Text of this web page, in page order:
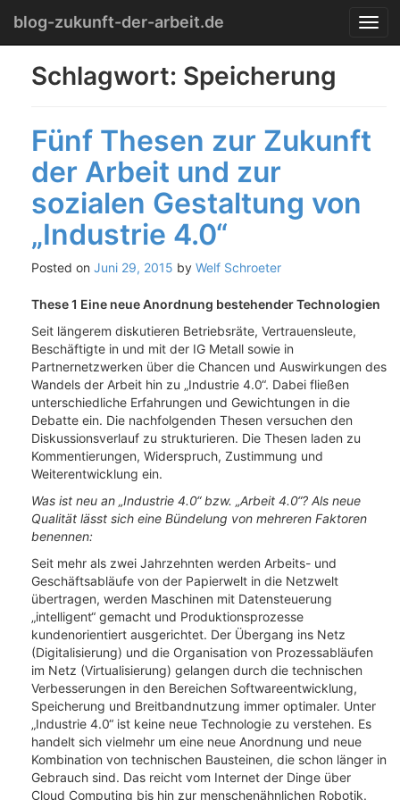
Menu
content
T
o
a
blog-zukunft-der-arbeit.de
Schlagwort: Speicherung
Fünf Thesen zur Zukunft
der Arbeit und zur
sozialen Gestaltung von
„Industrie 4.0“
Posted on Juni 29, 2015 by Welf Schroeter
These 1 Eine neue Anordnung bestehender Technologien
Seit längerem diskutieren Betriebsräte, Vertrauensleute,
Beschäftigte in und mit der IG Metall sowie in
Partnernetzwerken über die Chancen und Auswirkungen des
Wandels der Arbeit hin zu „Industrie 4.0“. Dabei fließen
unterschiedliche Erfahrungen und Gewichtungen in die
Debatte ein. Die nachfolgenden Thesen versuchen den
Diskussionsverlauf zu strukturieren. Die Thesen laden zu
Kommentierungen, Widerspruch, Zustimmung und
Weiterentwicklung ein.
Was ist neu an „Industrie 4.0“ bzw. „Arbeit 4.0“? Als neue
Qualität lässt sich eine Bündelung von mehreren Faktoren
benennen:
Seit mehr als zwei Jahrzehnten werden Arbeits- und
Geschäftsabläufe von der Papierwelt in die Netzwelt
übertragen, werden Maschinen mit Datensteuerung
„intelligent“ gemacht und Produktionsprozesse
kundenorientiert ausgerichtet. Der Übergang ins Netz
(Digitalisierung) und die Organisation von Prozessabläufen
im Netz (Virtualisierung) gelangen durch die technischen
Verbesserungen in den Bereichen Softwareentwicklung,
Speicherung und Breitbandnutzung immer optimaler. Unter
„Industrie 4.0“ ist keine neue Technologie zu verstehen. Es
handelt sich vielmehr um eine neue Anordnung und neue
Kombination von technischen Bausteinen, die schon länger in
Gebrauch sind. Das reicht vom Internet der Dinge über
Cloud Computing bis hin zur menschenähnlichen Robotik.